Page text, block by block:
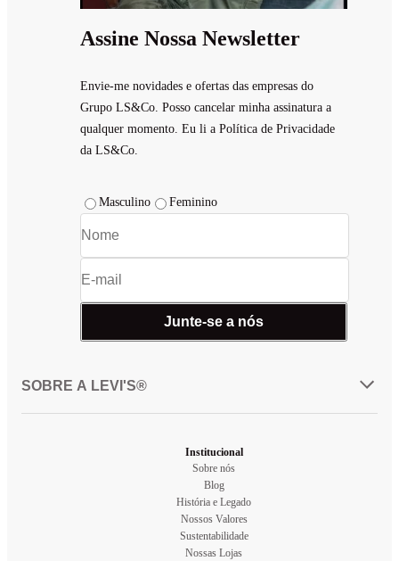
Assine Nossa Newsletter
Envie-me novidades e ofertas das empresas do
Grupo LS&Co. Posso cancelar minha assinatura a
qualquer momento. Eu li a Política de Privacidade
da LS&Co.
Masculino Feminino
Junte-se a nós
SOBRE A LEVI'S®
Institucional
Sobre nós
Blog
História e Legado
Nossos Valores
Sustentabilidade
Nossas Lojas